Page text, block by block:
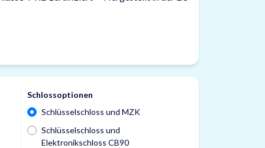
Schlossoptionen
Schlüsselschloss und MZK
Schlüsselschloss und
Elektronikschloss CB90